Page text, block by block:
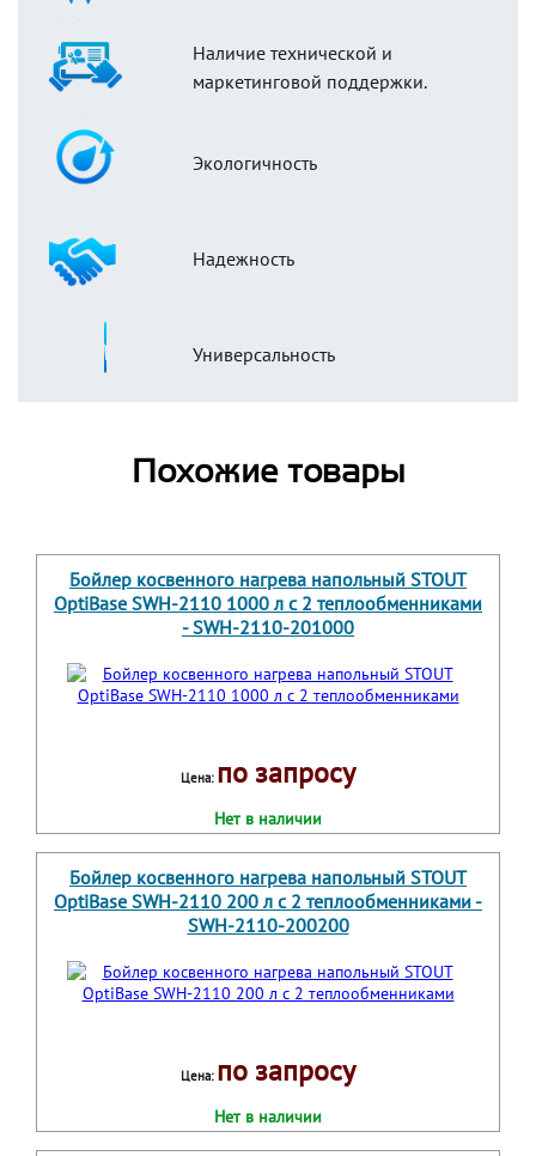
Наличие технической и
маркетинговой поддержки.
Экологичность
Надежность
Универсальность
Похожие товары
Бойлер косвенного нагрева напольный STOUT
OptiBase SWH-2110 1000 л с 2 теплообменниками
- SWH-2110-201000
Цена: по запросу
Нет в наличии
Бойлер косвенного нагрева напольный STOUT
OptiBase SWH-2110 200 л с 2 теплообменниками -
SWH-2110-200200
Цена: по запросу
Нет в наличии